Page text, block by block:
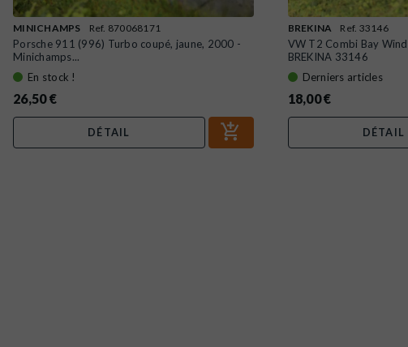
MINICHAMPS Ref. 870068171
Porsche 911 (996) Turbo coupé, jaune, 2000 -
Minichamps...
En stock !
26,50 €
DÉTAIL
BREKINA Ref. 33146
VW T2 Combi Bay
BREKINA 33146
Derniers articles
18,00 €
DÉTAIL